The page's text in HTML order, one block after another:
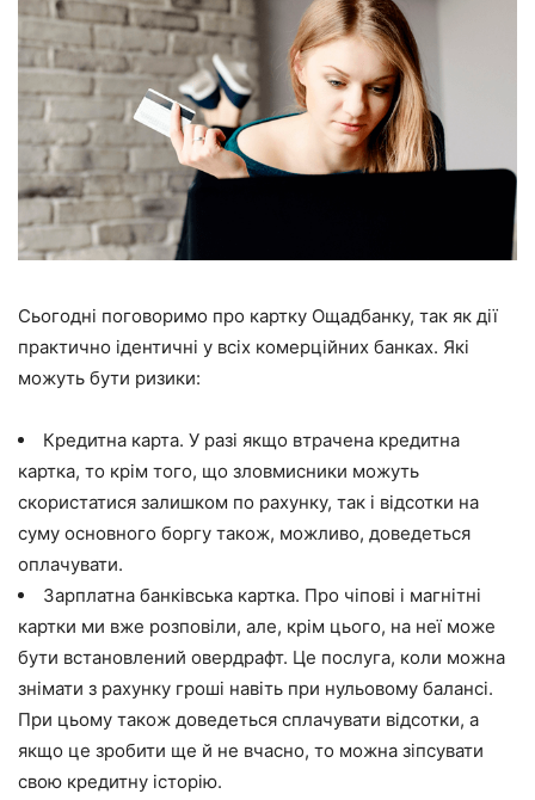
Сьогодні поговоримо про картку Ощадбанку, так як дії
практично ідентичні у всіх комерційних банках. Які
можуть бути ризики:
Кредитна карта. У разі якщо втрачена кредитна
картка, то крім того, що зловмисники можуть
скористатися залишком по рахунку, так і відсотки на
суму основного боргу також, можливо, доведеться
оплачувати.
Зарплатна банківська картка. Про чіпові і магнітні
картки ми вже розповіли, але, крім цього, на неї може
бути встановлений овердрафт. Це послуга, коли можна
знімати з рахунку гроші навіть при нульовому балансі.
При цьому також доведеться сплачувати відсотки, а
якщо це зробити ще й не вчасно, то можна зіпсувати
свою кредитну історію.